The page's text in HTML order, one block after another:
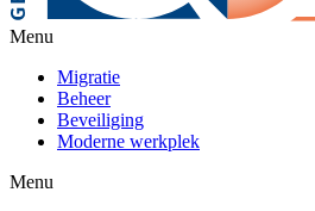
Menu
Migratie
Beheer
Beveiliging
Moderne werkplek
Menu